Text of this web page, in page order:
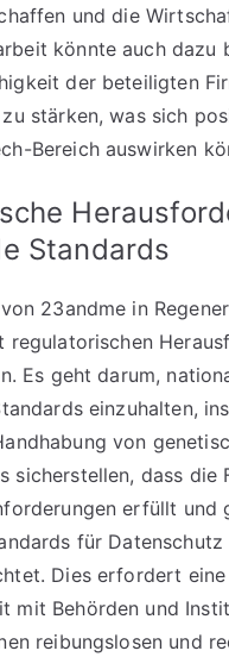
und die
könnte auch dazu
der beteiligten
stärken, was sich
Bereich auswirken
Standards
23andme in
regulatorischen
Es geht darum,
einzuhalten,
von
sicherstellen, dass die
erfüllt und
für Datenschutz
Dies erfordert
mit Behörden und
reibungslosen und